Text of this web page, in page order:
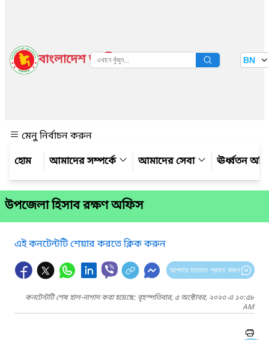
বাংলাদেশ জাতীয় তথ্য বাতায়ন BN
মেনু নির্বাচন করুন
আমাদের সম্পর্কে
আমাদের সেবা ঊর্ধ্বতন
উপজেলা হিসাব রক্ষণ অফিস
এই কনটেন্টটি শেয়ার করতে ক্লিক করুন
আপনার মতামত প্রদান করুন
কনটেন্টটি শেষ হাল-নাগাদ করা হয়েছে: বৃহস্পতিবার, ৫ অক্টোবর, ২০২৩ এ ১০:৫৮
AM